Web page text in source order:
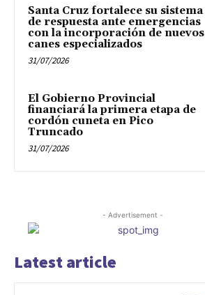
Santa Cruz fortalece su sistema
de respuesta ante emergencias
con la incorporación de nuevos
canes especializados
31/07/2026
El Gobierno Provincial
financiará la primera etapa de
cordón cuneta en Pico
Truncado
31/07/2026
- Advertisement -
Latest article